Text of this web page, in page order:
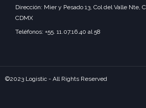
Dirección: Mier y Pesado 13, Col del Valle Nte,
CDMX‎
Teléfonos: +55. 11.07.16.40 al 58‎
©2023 Logistic - All Rights Reserved